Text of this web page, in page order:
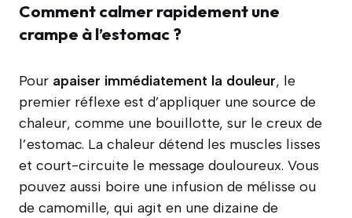
Comment calmer rapidement une
crampe à l’estomac ?
Pour apaiser immédiatement la douleur, le
premier réflexe est d’appliquer une source de
chaleur, comme une bouillotte, sur le creux de
l’estomac. La chaleur détend les muscles lisses
et court-circuite le message douloureux. Vous
pouvez aussi boire une infusion de mélisse ou
de camomille, qui agit en une dizaine de